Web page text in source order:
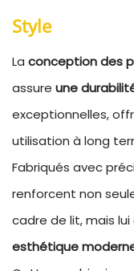
Style
La conception des
assure une
exceptionnelles,
utilisation à long
Fabriqués avec
renforcent non
cadre de lit, mais
esthétique